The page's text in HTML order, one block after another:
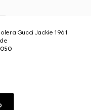
Gucci Jackie 1961